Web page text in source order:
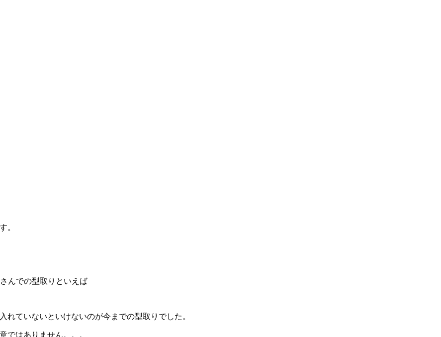
。
んでの型取りといえば
ていないといけないのが今までの型取りでした。
ではありません。。。